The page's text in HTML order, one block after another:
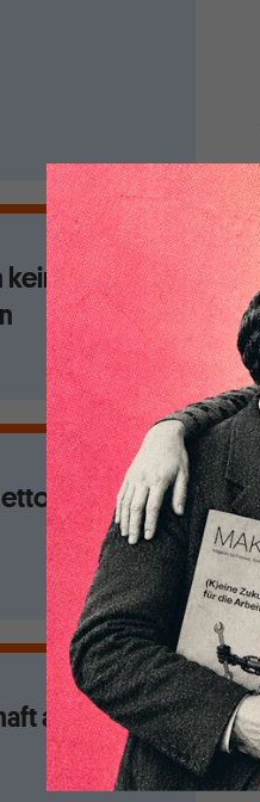
keine
Null:
anders